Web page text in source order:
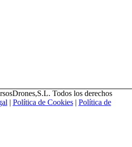
Todos los derechos
| Política de Cookies| Política de